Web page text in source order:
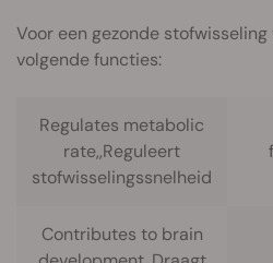
Voor een gezonde
volgende functies:
Regulates metabolic
rate,,Reguleert
stofwisselingssnelheid
Contributes to brain